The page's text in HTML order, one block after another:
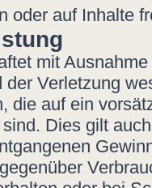
oder auf Inhalte
mit
der Verletzung
die auf ein
Dies gilt